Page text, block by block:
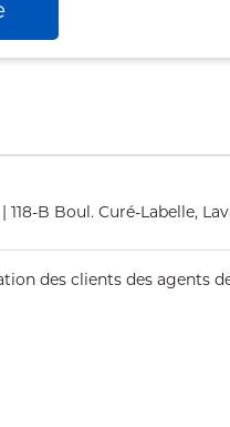
B Boul. Curé-Labelle,
des clients des agents